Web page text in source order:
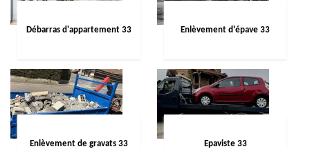
Débarras d'appartement 33 Enlèvement d'épave 33
Enlèvement de gravats 33 Epaviste 33